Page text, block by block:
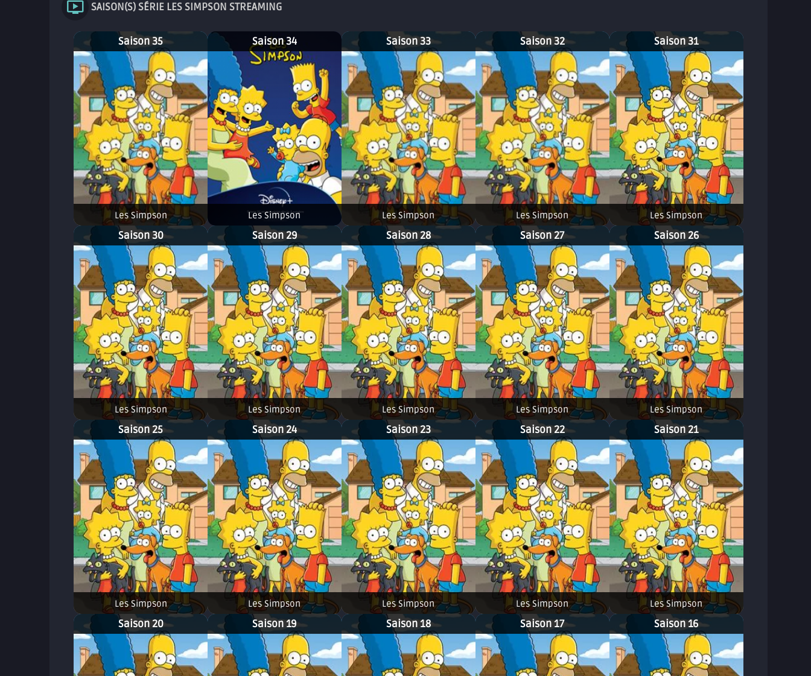
SAISON(S) SÉRIE LES SIMPSON STREAMING
Les Simpson
Saison 35
Les Simpson
Saison 34
Les Simpson
Saison 33
Les Simpson
Saison 32
Les Simpson
Saison 31
Les Simpson
Saison 30
Les Simpson
Saison 29
Les Simpson
Saison 28
Les Simpson
Saison 27
Les Simpson
Saison 26
Les Simpson
Saison 25
Les Simpson
Saison 24
Les Simpson
Saison 23
Les Simpson
Saison 22
Les Simpson
Saison 21
Saison 20 Saison 19 Saison 18 Saison 17 Saison 16